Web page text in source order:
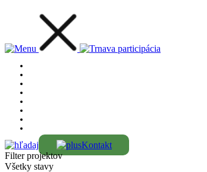
Kontakt
Filter projektov
Všetky stavy